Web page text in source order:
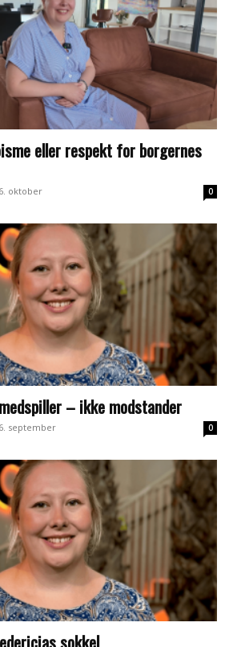
eller respekt for borgernes
oktober 0
– ikke modstander
september 0
sokkel